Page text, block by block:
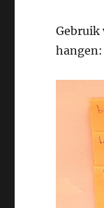
Gebruik